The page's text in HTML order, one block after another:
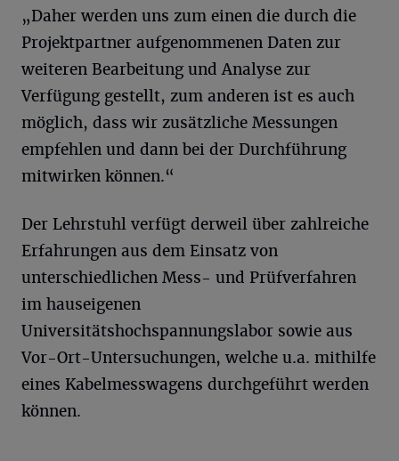
„Daher werden uns zum einen die durch die
Projektpartner aufgenommenen Daten zur
weiteren Bearbeitung und Analyse zur
Verfügung gestellt, zum anderen ist es auch
möglich, dass wir zusätzliche Messungen
empfehlen und dann bei der Durchführung
mitwirken können.“
Der Lehrstuhl verfügt derweil über zahlreiche
Erfahrungen aus dem Einsatz von
unterschiedlichen Mess- und Prüfverfahren
im hauseigenen
Universitätshochspannungslabor sowie aus
Vor-Ort-Untersuchungen, welche u.a. mithilfe
eines Kabelmesswagens durchgeführt werden
können.